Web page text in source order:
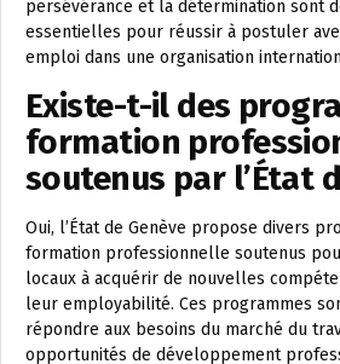
persévérance et la détermination sont
essentielles pour réussir à postuler
emploi dans une organisation
Existe-t-il des
formation
soutenus par l’État
Oui, l’État de Genève propose divers
formation professionnelle soutenus
locaux à acquérir de nouvelles
leur employabilité. Ces programmes
répondre aux besoins du marché du
opportunités de développement